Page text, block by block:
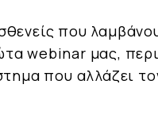
που
webinar μας,
που αλλάζει